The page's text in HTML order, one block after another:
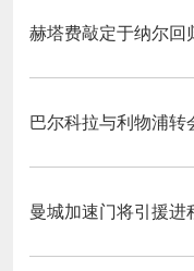
赫塔费敲定于纳尔回
曼城加速门将引援进